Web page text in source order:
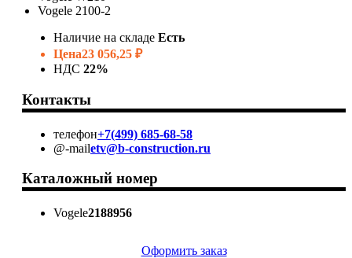
Vogele 2100-2
Наличие на складе Есть
Цена23 056,25 ₽
НДС 22%
Контакты
телефон+7(499) 685-68-58
@-mailetv@b-construction.ru
Каталожный номер
Vogele2188956
Оформить заказ